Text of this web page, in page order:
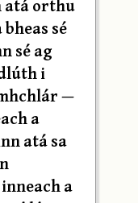
atá orthu
sé
sé ag
i
—
a
atá sa
a